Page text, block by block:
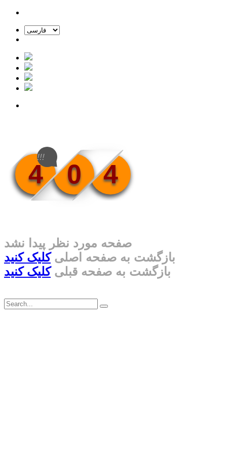
4 0 4
!!!
صفحه مورد نظر پیدا نشد
بازگشت به صفحه اصلیکلیک کنید
بازگشت به صفحه قبلیکلیک کنید